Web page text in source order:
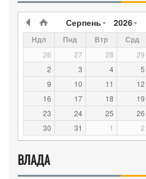
Серпень 2026
Ндл Пнд Втр Срд
26 27 28 29
2
3 4 5
9
10 11 12
16
17 18 19
23
24 25 26
30
31 1 2
ВЛАДА